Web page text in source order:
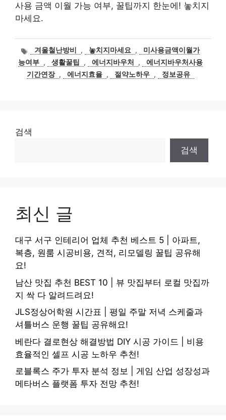
사용 금액 이월 가능 여부, 꿀팁까지 한눈에! 놓치지
마세요.
태
그
겨울철난방비 , 놓치지마세요 ,
미사용금액이월가
능여부 , 생활꿀팁 , 에너지바우처 ,
에너지바우처사용
기간연장 , 에너지효율 , 절약노하우 , 정보공유
검색
검색
최신 글
대구 서구 인테리어 업체 추천 베스트 5 | 아파트,
복층, 원룸 시공비용, 견적, 리모델링 꿀팁 공유해
요!
남산 맛집 추천 BEST 10 | 뷰 맛집부터 로컬 맛집까
지 싹 다 알려드려요!
JLS정상어학원 시간표 | 평일 주말 저녁 스케줄과
셔틀버스 운행 꿀팁 공유해요!
베란다 결로현상 해결방법 DIY 시공 가이드 | 비용
효율적인 셀프 시공 노하우 추천!
로블록스 주가 투자 분석 정보 | 게임 산업 성장성과
메타버스 플랫폼 투자 전망 추천!